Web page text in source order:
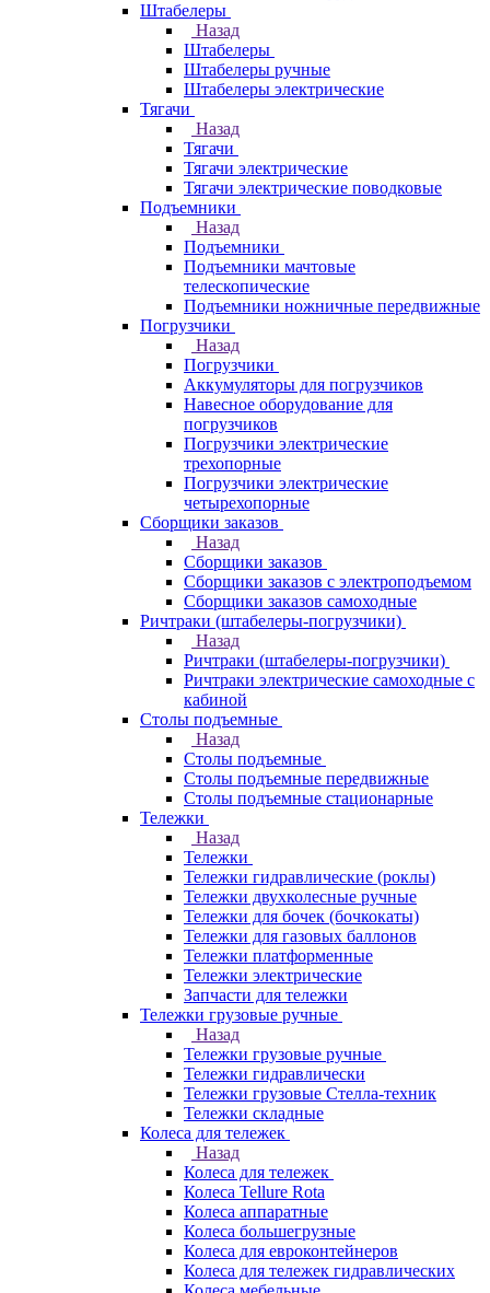
Штабелеры
Назад
Штабелеры
Штабелеры ручные
Штабелеры электрические
Тягачи
Назад
Тягачи
Тягачи электрические
Тягачи электрические поводковые
Подъемники
Назад
Подъемники
Подъемники мачтовые
телескопические
Подъемники ножничные передвижные
Погрузчики
Назад
Погрузчики
Аккумуляторы для погрузчиков
Навесное оборудование для
погрузчиков
Погрузчики электрические
трехопорные
Погрузчики электрические
четырехопорные
Сборщики заказов
Назад
Сборщики заказов
Сборщики заказов с электроподъемом
Сборщики заказов самоходные
Ричтраки (штабелеры-погрузчики)
Назад
Ричтраки (штабелеры-погрузчики)
Ричтраки электрические самоходные с
кабиной
Столы подъемные
Назад
Столы подъемные
Столы подъемные передвижные
Столы подъемные стационарные
Тележки
Назад
Тележки
Тележки гидравлические (роклы)
Тележки двухколесные ручные
Тележки для бочек (бочкокаты)
Тележки для газовых баллонов
Тележки платформенные
Тележки электрические
Запчасти для тележки
Тележки грузовые ручные
Назад
Тележки грузовые ручные
Тележки гидравлически
Тележки грузовые Стелла-техник
Тележки складные
Колеса для тележек
Назад
Колеса для тележек
Колеса Tellure Rota
Колеса аппаратные
Колеса большегрузные
Колеса для евроконтейнеров
Колеса для тележек гидравлических